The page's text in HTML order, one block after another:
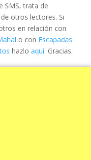
SMS, trata de
otros lectores. Si
en relación con
o con Escapadas
hazlo aquí. Gracias.